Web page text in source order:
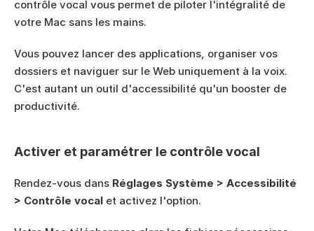
contrôle vocal vous permet de piloter l'intégralité de
votre Mac sans les mains.
Vous pouvez lancer des applications, organiser vos
dossiers et naviguer sur le Web uniquement à la voix.
C'est autant un outil d'accessibilité qu'un booster de
productivité.
Activer et paramétrer le contrôle vocal
Rendez-vous dans Réglages Système > Accessibilité
> Contrôle vocal et activez l'option.